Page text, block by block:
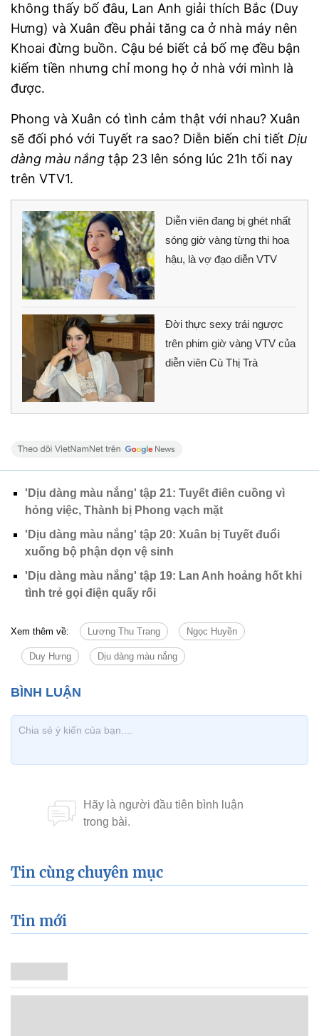
không thấy bố đâu, Lan Anh giải thích Bắc (Duy
Hưng) và Xuân đều phải tăng ca ở nhà máy nên
Khoai đừng buồn. Cậu bé biết cả bố mẹ đều bận
kiếm tiền nhưng chỉ mong họ ở nhà với mình là
được.
Phong và Xuân có tình cảm thật với nhau? Xuân
sẽ đối phó với Tuyết ra sao? Diễn biến chi tiết Dịu
dàng màu nắng tập 23 lên sóng lúc 21h tối nay
trên VTV1.
Diễn viên đang bị ghét nhất
sóng giờ vàng từng thi hoa
hậu, là vợ đạo diễn VTV
Đời thực sexy trái ngược
trên phim giờ vàng VTV của
diễn viên Cù Thị Trà
'Dịu dàng màu nắng' tập 21: Tuyết điên cuồng vì
hỏng việc, Thành bị Phong vạch mặt
'Dịu dàng màu nắng' tập 20: Xuân bị Tuyết đuổi
xuống bộ phận dọn vệ sinh
'Dịu dàng màu nắng' tập 19: Lan Anh hoảng hốt khi
tình trẻ gọi điện quấy rối
Xem thêm về: Lương Thu Trang Ngọc Huyền
Duy Hưng Dịu dàng màu nắng
Tin cùng chuyên mục
Tin mới